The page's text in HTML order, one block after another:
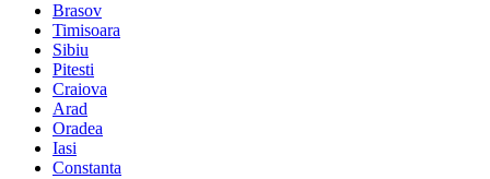
Brasov
Timisoara
Sibiu
Pitesti
Craiova
Arad
Oradea
Iasi
Constanta